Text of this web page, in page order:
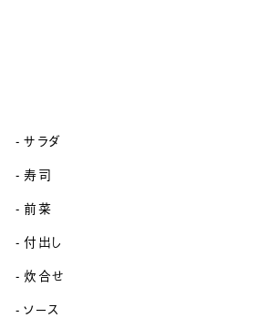
サラダ
寿司
前菜
付出し
炊合せ
ソース